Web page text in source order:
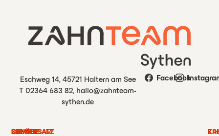
Eschweg 14, 45721 Haltern am See
T 02364 683 82, hallo@zahnteam-
sythen.de
Facebook
SERVICE
GEMEINSAM
SCHÖNE
ZAHNERSATZ